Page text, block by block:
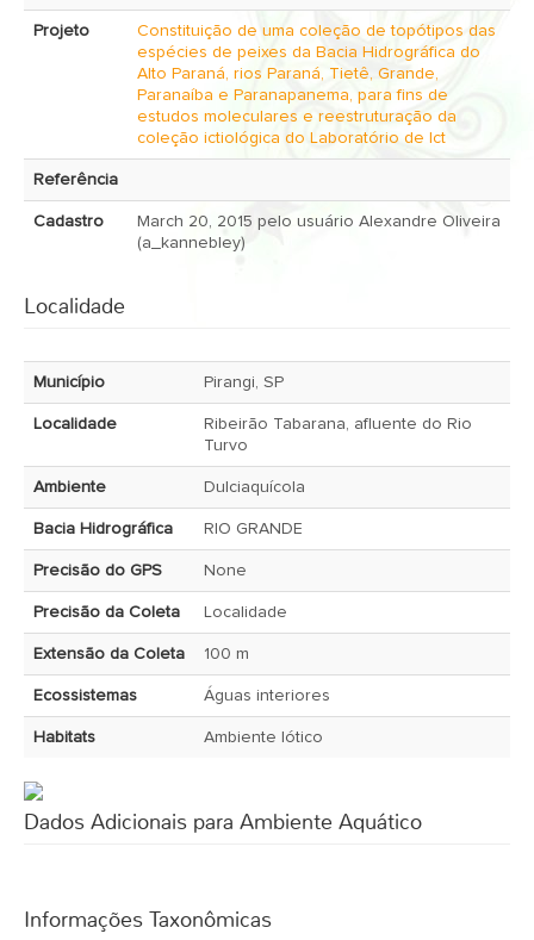
Projeto
Constituição de uma coleção de topótipos das
espécies de peixes da Bacia Hidrográfica do
Alto Paraná, rios Paraná, Tietê, Grande,
Paranaíba e Paranapanema, para fins de
estudos moleculares e reestruturação da
coleção ictiológica do Laboratório de Ict
Referência
Cadastro
March 20, 2015 pelo usuário Alexandre Oliveira
(a_kannebley)
Localidade
Município Pirangi, SP
Localidade
Ribeirão Tabarana, afluente do Rio
Turvo
Ambiente Dulciaquícola
Bacia Hidrográfica RIO GRANDE
Precisão do GPS None
Precisão da Coleta Localidade
Extensão da Coleta 100 m
Ecossistemas Águas interiores
Habitats Ambiente lótico
Dados Adicionais para Ambiente Aquático
Informações Taxonômicas